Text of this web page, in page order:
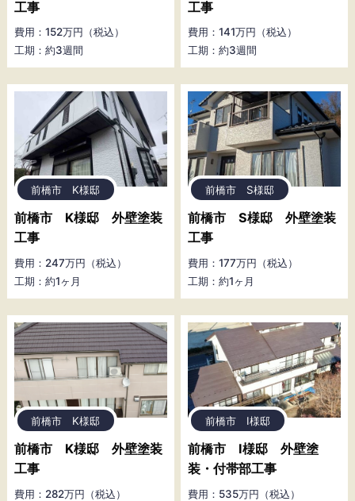
工事
費用：152万円（税込）
工期：約3週間
工事
費用：141万円（税込）
工期：約3週間
前橋市 K様邸
前橋市 K様邸 外壁塗装
工事
費用：247万円（税込）
工期：約1ヶ月
前橋市 S様邸
前橋市 S様邸 外壁塗装
工事
費用：177万円（税込）
工期：約1ヶ月
前橋市 K様邸
前橋市 K様邸 外壁塗装
工事
費用：282万円（税込）
前橋市 I様邸
前橋市 I様邸 外壁塗
装・付帯部工事
費用：535万円（税込）